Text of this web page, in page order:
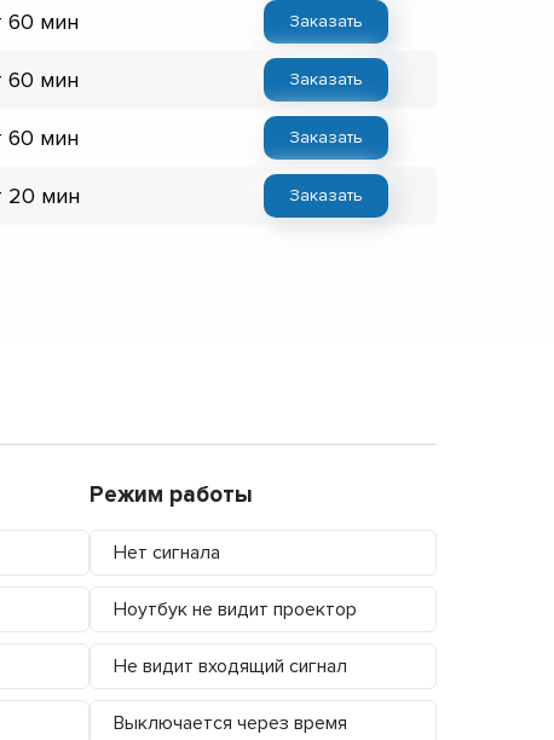
60 мин Заказать
60 мин Заказать
60 мин Заказать
20 мин Заказать
Режим работы
Нет сигнала
Ноутбук не видит проектор
Не видит входящий сигнал
Выключается через время